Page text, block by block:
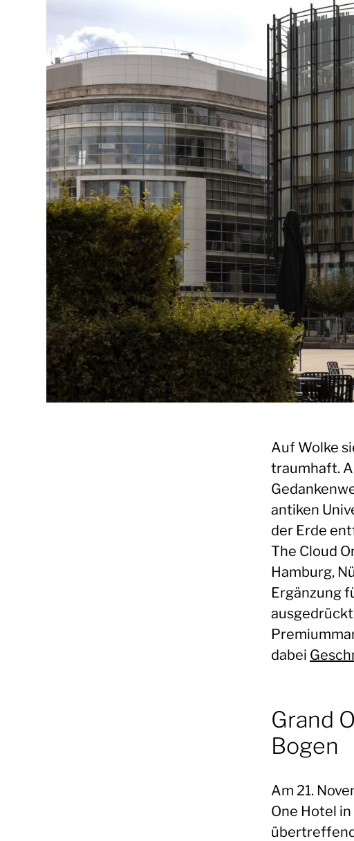
Auf Wolke
traumhaft.
antiken
der Erde
The Cloud
Hamburg,
Ergänzung
dabei
Grand
Bogen
Am 21.
One Hotel